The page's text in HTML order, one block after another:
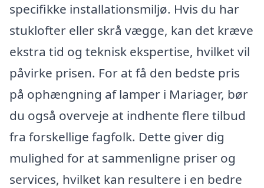
specifikke installationsmiljø. Hvis du har
stuklofter eller skrå vægge, kan det kræve
ekstra tid og teknisk ekspertise, hvilket vil
påvirke prisen. For at få den bedste pris
på ophængning af lamper i Mariager, bør
du også overveje at indhente flere tilbud
fra forskellige fagfolk. Dette giver dig
mulighed for at sammenligne priser og
services, hvilket kan resultere i en bedre